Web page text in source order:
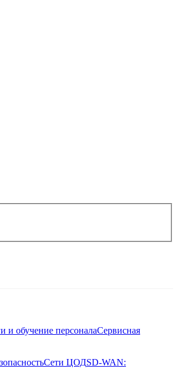
и обучение персоналаСервисная
Сети ЦОДSD-WAN: